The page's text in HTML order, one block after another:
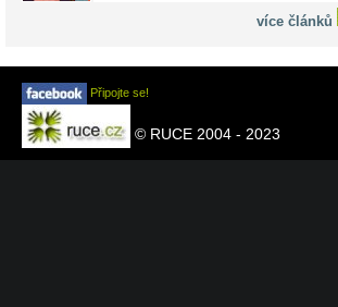
více článků
Připojte se!
© RUCE 2004 - 2023